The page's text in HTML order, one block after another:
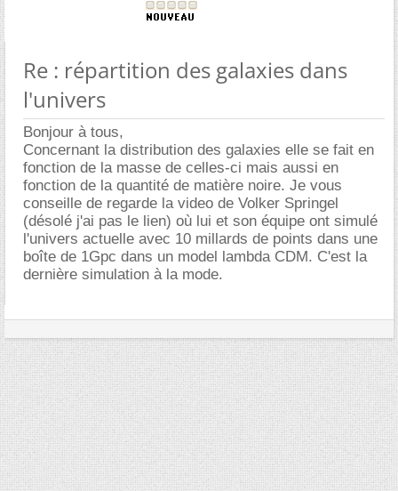
Re : répartition des galaxies dans
l'univers
Bonjour à tous,
Concernant la distribution des galaxies elle se fait en
fonction de la masse de celles-ci mais aussi en
fonction de la quantité de matière noire. Je vous
conseille de regarde la video de Volker Springel
(désolé j'ai pas le lien) où lui et son équipe ont simulé
l'univers actuelle avec 10 millards de points dans une
boîte de 1Gpc dans un model lambda CDM. C'est la
dernière simulation à la mode.